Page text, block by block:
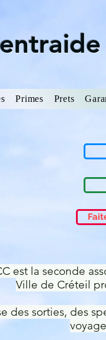
Primes Prets
est la seconde
Ville de Créteil
des sorties, des